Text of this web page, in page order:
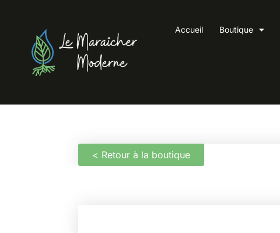
Accueil Boutique
< Retour à la boutique